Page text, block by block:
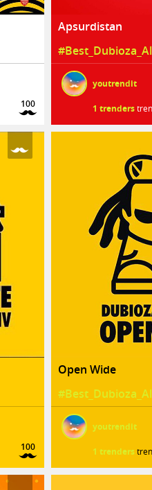
100
Apsurdistan
youtrendit
1 trenders
100
Open Wide
youtrendit
1 trenders